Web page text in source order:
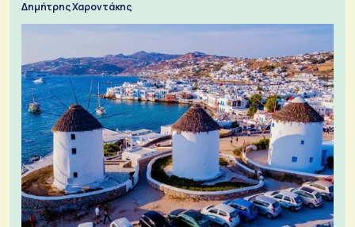
Δημήτρης Χαροντάκης